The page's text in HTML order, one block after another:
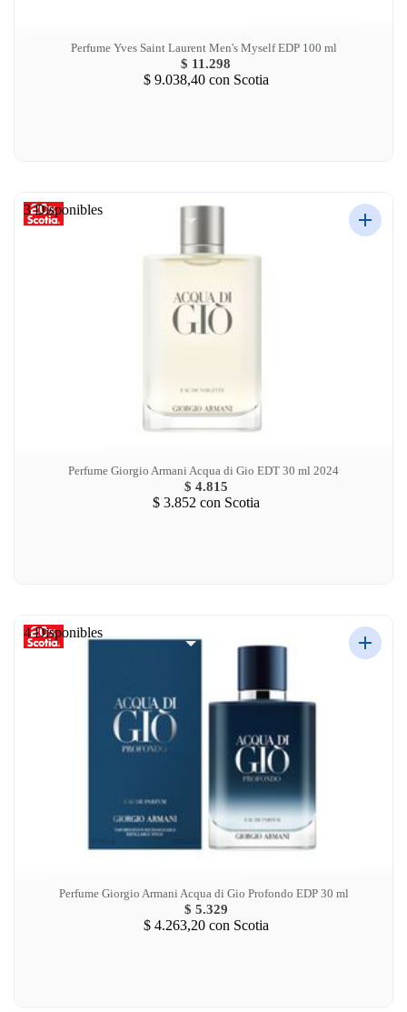
Perfume Yves Saint Laurent Men's Myself EDP 100 ml
$ 11.298
$ 9.038,40 con Scotia
Perfume Giorgio Armani Acqua di Gio EDT 30 ml 2024
$ 4.815
$ 3.852 con Scotia
3 Disponibles
Perfume Giorgio Armani Acqua di Gio Profondo EDP 30 ml
$ 5.329
$ 4.263,20 con Scotia
4 Disponibles